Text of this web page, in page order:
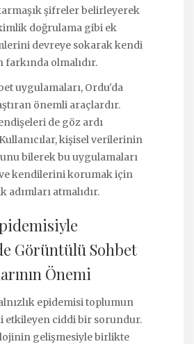
şifreler belirleyerek
doğrulama gibi ek
devreye sokarak kendi
olmalıdır.
uygulamaları, Ordu'da
önemli araçlardır.
de göz ardı
kişisel verilerinin
bilerek bu uygulamaları
kendilerini korumak için
adımları atmalıdır.
Görüntülü Sohbet
Önemi
epidemisi toplumun
etkileyen ciddi bir sorundur.
gelişmesiyle birlikte